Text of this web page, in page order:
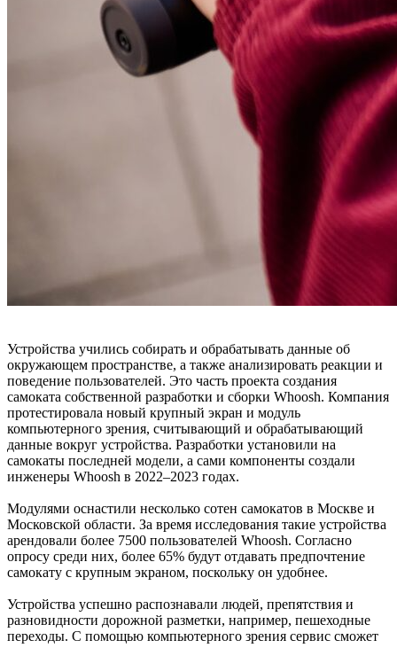
Устройства учились собирать и обрабатывать данные об
окружающем пространстве, а также анализировать реакции и
поведение пользователей. Это часть проекта создания
самоката собственной разработки и сборки Whoosh. Компания
протестировала новый крупный экран и модуль
компьютерного зрения, считывающий и обрабатывающий
данные вокруг устройства. Разработки установили на
самокаты последней модели, а сами компоненты создали
инженеры Whoosh в 2022–2023 годах.
Модулями оснастили несколько сотен самокатов в Москве и
Московской области. За время исследования такие устройства
арендовали более 7500 пользователей Whoosh. Согласно
опросу среди них, более 65% будут отдавать предпочтение
самокату с крупным экраном, поскольку он удобнее.
Устройства успешно распознавали людей, препятствия и
разновидности дорожной разметки, например, пешеходные
переходы. С помощью компьютерного зрения сервис сможет